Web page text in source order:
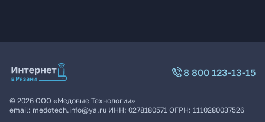
8 800 123-13-15
© 2026 ООО «Медовые Технологии»
email: medotech.info@ya.ru ИНН: 0278180571 ОГРН: 1110280037526